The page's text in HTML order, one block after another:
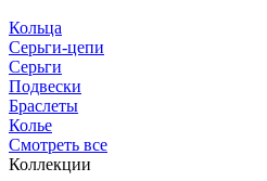
Кольца
Серьги-цепи
Серьги
Подвески
Браслеты
Колье
Смотреть все
Коллекции